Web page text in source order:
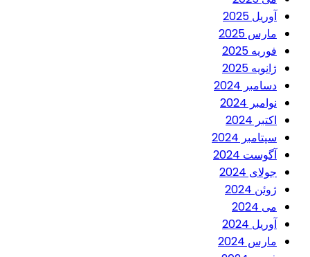
آوریل 2025
مارس 2025
فوریه 2025
ژانویه 2025
دسامبر 2024
نوامبر 2024
اکتبر 2024
سپتامبر 2024
آگوست 2024
جولای 2024
ژوئن 2024
می 2024
آوریل 2024
مارس 2024